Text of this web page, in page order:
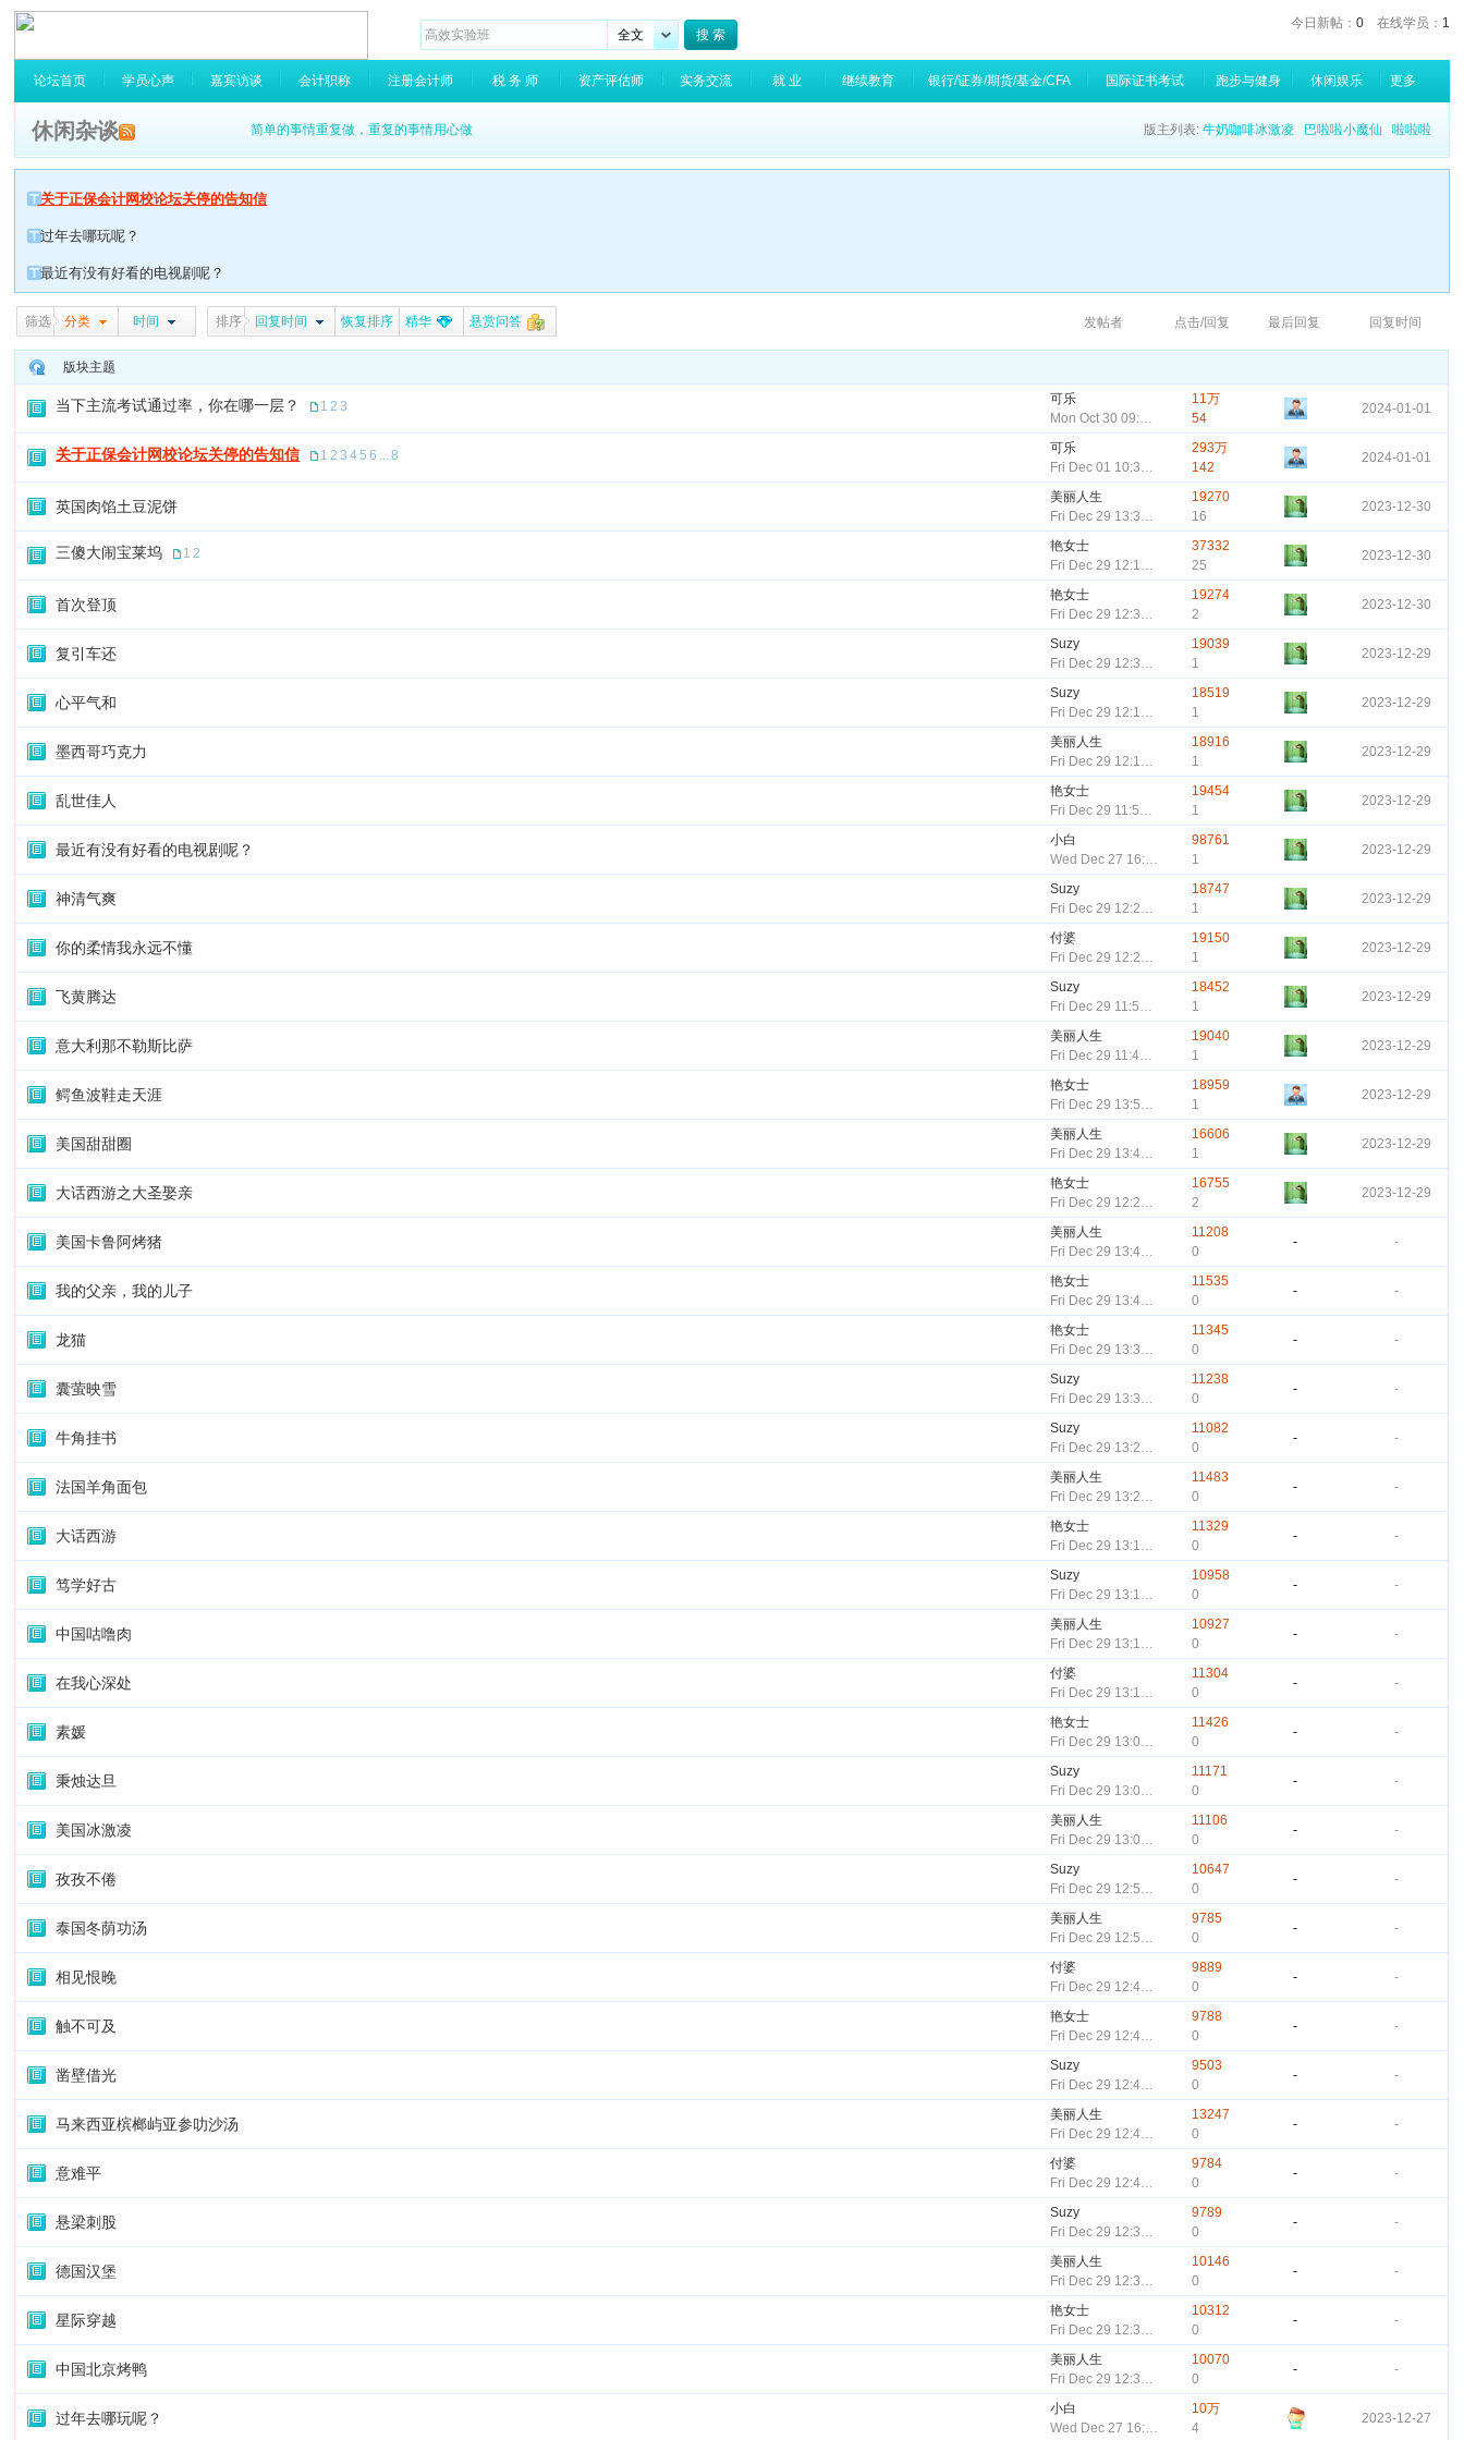
今日新帖： 0在线学员： 1
论坛首页 学员心声 嘉宾访谈 会计职称 注册会计师 税 务 师 资产评估师 实务交流 就 业 继续教育 银行/证券/期货/基金/CFA 国际证书考试 跑步与健身 休闲娱乐 更多
版主列表: 牛奶咖啡冰激凌 巴啦啦小魔仙 啦啦啦
休闲杂谈 简单的事情重复做，重复的事情用心做，用心的事情坚持做。
关于正保会计网校论坛关停的告知信
过年去哪玩呢？
最近有没有好看的电视剧呢？
筛选 分类 时间 排序 回复时间 恢复排序 精华 悬赏问答 回复时间
最后回复
点击/回复
发帖者
版块主题
当下主流考试通过率，你在哪一层？ 1 2 3
可乐
Mon Oct 30 09:42:21 CST 2023
11万
54
2024-01-01
关于正保会计网校论坛关停的告知信 1 2 3 45 6 ...8
可乐
Fri Dec 01 10:32:21 CST 2023
293万
142
2024-01-01
英国肉馅土豆泥饼
美丽人生
Fri Dec 29 13:32:58 CST 2023
19270
16
2023-12-30
三傻大闹宝莱坞 1 2
艳女士
Fri Dec 29 12:14:29 CST 2023
37332
25
2023-12-30
首次登顶
艳女士
Fri Dec 29 12:38:30 CST 2023
19274
2
2023-12-30
复引车还
Suzy
Fri Dec 29 12:33:53 CST 2023
19039
1
2023-12-29
心平气和
Suzy
Fri Dec 29 12:14:10 CST 2023
18519
1
2023-12-29
墨西哥巧克力
美丽人生
Fri Dec 29 12:13:53 CST 2023
18916
1
2023-12-29
乱世佳人
艳女士
Fri Dec 29 11:50:35 CST 2023
19454
1
2023-12-29
最近有没有好看的电视剧呢？
小白
Wed Dec 27 16:12:38 CST 2023
98761
1
2023-12-29
神清气爽
Suzy
Fri Dec 29 12:26:17 CST 2023
18747
1
2023-12-29
你的柔情我永远不懂
付婆
Fri Dec 29 12:20:02 CST 2023
19150
1
2023-12-29
飞黄腾达
Suzy
Fri Dec 29 11:50:15 CST 2023
18452
1
2023-12-29
意大利那不勒斯比萨
美丽人生
Fri Dec 29 11:49:56 CST 2023
19040
1
2023-12-29
鳄鱼波鞋走天涯
艳女士
Fri Dec 29 13:51:31 CST 2023
18959
1
2023-12-29
美国甜甜圈
美丽人生
Fri Dec 29 13:41:01 CST 2023
16606
1
2023-12-29
大话西游之大圣娶亲
艳女士
Fri Dec 29 12:26:40 CST 2023
16755
2
2023-12-29
美国卡鲁阿烤猪
美丽人生
Fri Dec 29 13:49:50 CST 2023
11208
0
- -
我的父亲，我的儿子
艳女士
Fri Dec 29 13:41:54 CST 2023
11535
0
- -
龙猫
艳女士
Fri Dec 29 13:34:29 CST 2023
11345
0
- -
囊萤映雪
Suzy
Fri Dec 29 13:33:17 CST 2023
11238
0
- -
牛角挂书
Suzy
Fri Dec 29 13:20:35 CST 2023
11082
0
- -
法国羊角面包
美丽人生
Fri Dec 29 13:20:12 CST 2023
11483
0
- -
大话西游
艳女士
Fri Dec 29 13:14:35 CST 2023
11329
0
- -
笃学好古
Suzy
Fri Dec 29 13:14:16 CST 2023
10958
0
- -
中国咕噜肉
美丽人生
Fri Dec 29 13:13:57 CST 2023
10927
0
- -
在我心深处
付婆
Fri Dec 29 13:13:32 CST 2023
11304
0
- -
素媛
艳女士
Fri Dec 29 13:08:38 CST 2023
11426
0
- -
秉烛达旦
Suzy
Fri Dec 29 13:08:22 CST 2023
11171
0
- -
美国冰激凌
美丽人生
Fri Dec 29 13:08:04 CST 2023
11106
0
- -
孜孜不倦
Suzy
Fri Dec 29 12:56:28 CST 2023
10647
0
- -
泰国冬荫功汤
美丽人生
Fri Dec 29 12:56:07 CST 2023
9785
0
- -
相见恨晚
付婆
Fri Dec 29 12:49:42 CST 2023
9889
0
- -
触不可及
艳女士
Fri Dec 29 12:44:40 CST 2023
9788
0
- -
凿壁借光
Suzy
Fri Dec 29 12:44:17 CST 2023
9503
0
- -
马来西亚槟榔屿亚参叻沙汤
美丽人生
Fri Dec 29 12:43:59 CST 2023
13247
0
- -
意难平
付婆
Fri Dec 29 12:43:36 CST 2023
9784
0
- -
悬梁刺股
Suzy
Fri Dec 29 12:38:12 CST 2023
9789
0
- -
德国汉堡
美丽人生
Fri Dec 29 12:37:52 CST 2023
10146
0
- -
星际穿越
艳女士
Fri Dec 29 12:34:18 CST 2023
10312
0
- -
中国北京烤鸭
美丽人生
Fri Dec 29 12:33:04 CST 2023
10070
0
- -
过年去哪玩呢？
小白
Wed Dec 27 16:15:57 CST 2023
10万
4
2023-12-27